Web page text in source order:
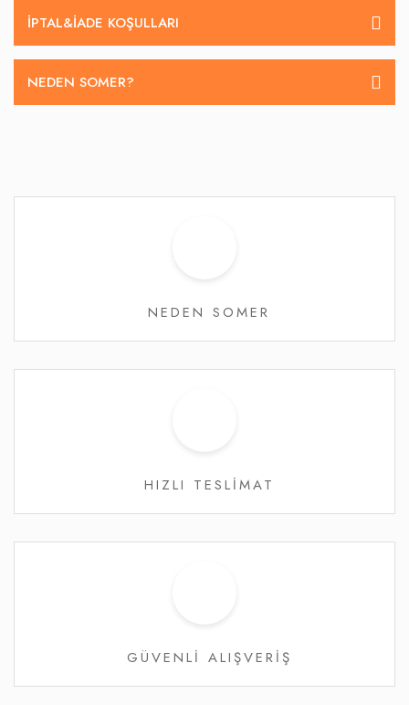
İPTAL&IADE KOŞULLARI
NEDEN SOMER?
NEDEN SOMER
HIZLI TESLİMAT
GÜVENLİ ALIŞVERİŞ